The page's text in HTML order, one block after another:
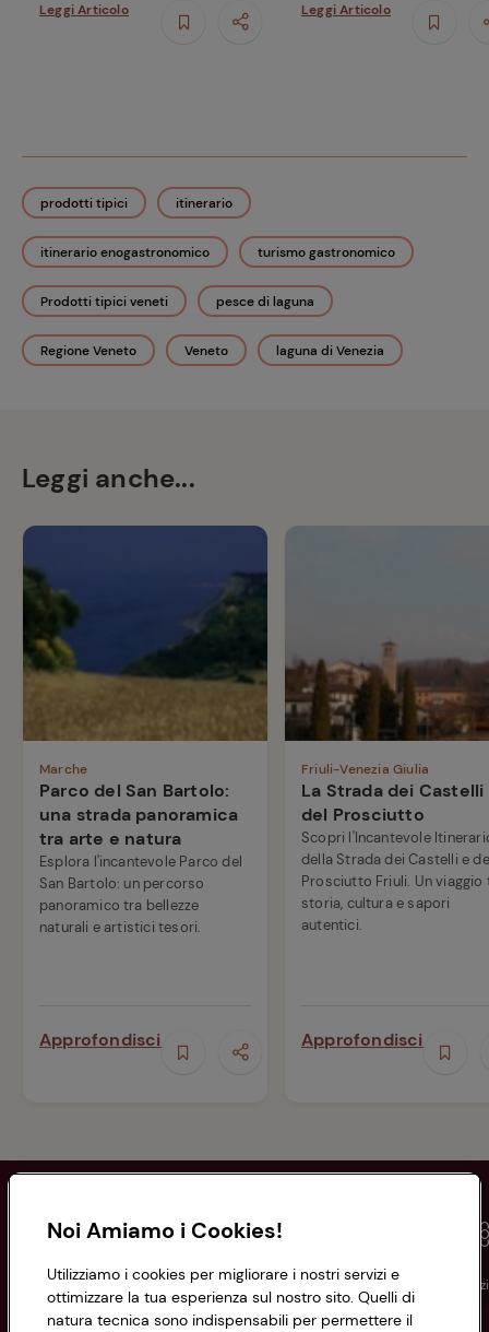
Leggi Articolo Leggi Articolo
prodotti tipici itinerario
itinerario enogastronomico turismo gastronomico
Prodotti tipici veneti pesce di laguna
Regione Veneto Veneto laguna di Venezia
Leggi anche...
Marche
Parco del San Bartolo:
una strada panoramica
tra arte e natura
Esplora l'incantevole Parco del
San Bartolo: un percorso
panoramico tra bellezze
naturali e artistici tesori.
Approfondisci
Friuli-Venezia Giulia
La Strada dei Castelli
del Prosciutto
Scopri l'Incantevole
della Strada dei Castelli e
Prosciutto Friuli. Un viaggio
storia, cultura e sapori
autentici.
Approfondisci
Conad Spesa online Assicurazioni Viaggi
Noi Amiamo i Cookies!
Utilizziamo i cookies per migliorare i nostri servizi e
ottimizzare la tua esperienza sul nostro sito. Quelli di
natura tecnica sono indispensabili per permettere il